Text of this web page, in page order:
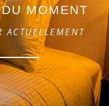
MOMENT
ACTUELLEMENT